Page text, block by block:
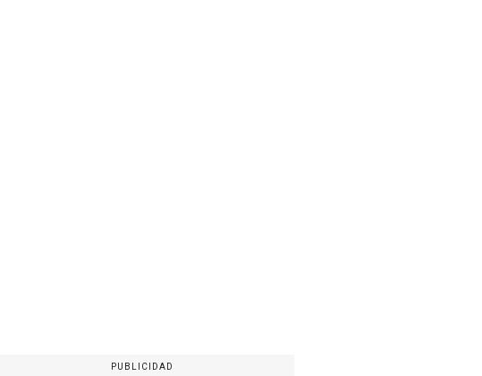
PUBLICIDAD